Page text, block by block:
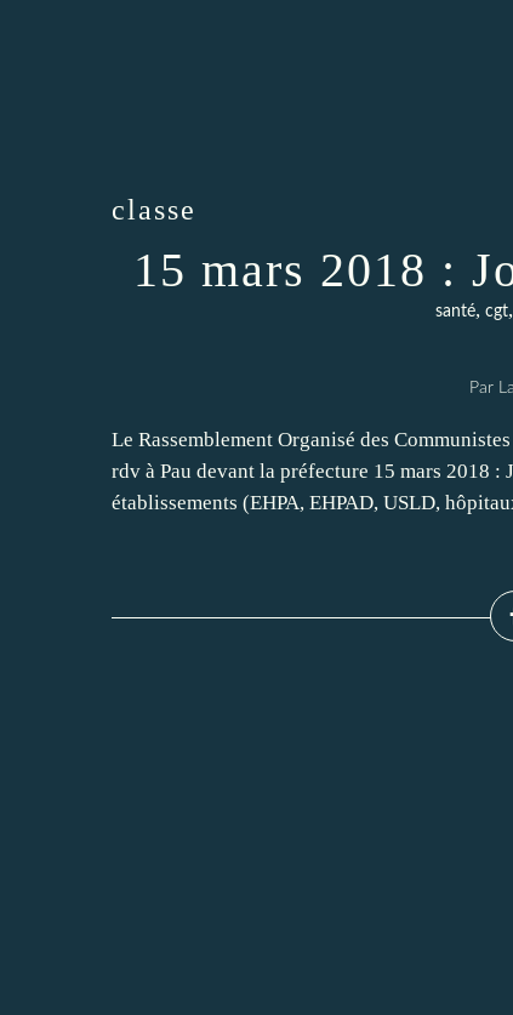
classe
15 mars 2018 :
santé, cgt,
Par
Le Rassemblement Organisé des
rdv à Pau devant la préfecture 15 mars 2018
établissements (EHPA, EHPAD, USLD,